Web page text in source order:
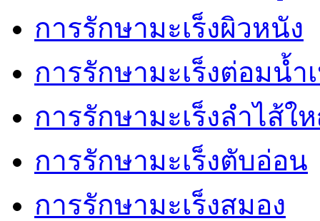
การรักษามะเร็งผิวหนัง
การรักษามะเร็งต่อมน้ำ
การรักษามะเร็งลำไส้ใ
การรักษามะเร็งตับอ่อน
การรักษามะเร็งสมอง